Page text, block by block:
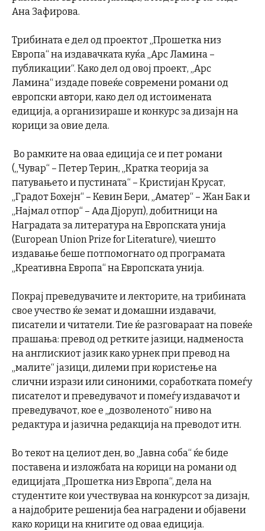
Ана Зафирова.
Трибината е дел од проектот „Прошетка низ
Европа“ на издавачката куќа „Арс Ламина –
публикации“. Како дел од овој проект, „Арс
Ламина“ издаде повеќе современи романи од
европски автори, како дел од истоимената
едиција, а организираше и конкурс за дизајн на
корици за овие дела.
Во рамките на оваа едиција се и пет романи
(„Чувар“ – Петер Терин, „Кратка теорија за
патувањето и пустината“ – Кристијан Крусат,
„Градот Бохејн“ – Кевин Бери, „Аматер“ – Жан Бак и
„Најмал отпор“ – Ада Дјоруп), добитници на
Наградата за литература на Европската унија
(European Union Prize for Literature), чиешто
издавање беше потпомогнато од програмата
„Креативна Европа“ на Европската унија.
Покрај преведувачите и лекторите, на трибината
свое учество ќе земат и домашни издавачи,
писатели и читатели. Тие ќе разговараат на повеќе
прашања: превод од ретките јазици, надменоста
на англискиот јазик како урнек при превод на
„малите“ јазици, дилеми при користење на
слични изрази или синоними, соработката помеѓу
писателот и преведувачот и помеѓу издавачот и
преведувачот, кое е „дозволеното“ ниво на
редактура и јазична редакција на преводот итн.
Во текот на целиот ден, во „Јавна соба“ ќе биде
поставена и изложбата на корици на романи од
едицијата „Прошетка низ Европа“, дела на
студентите кои учествуваа на конкурсот за дизајн,
а најдобрите решенија беа наградени и објавени
како корици на книгите од оваа едиција.